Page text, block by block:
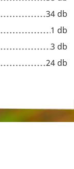
34 db
1 db
3 db
24 db